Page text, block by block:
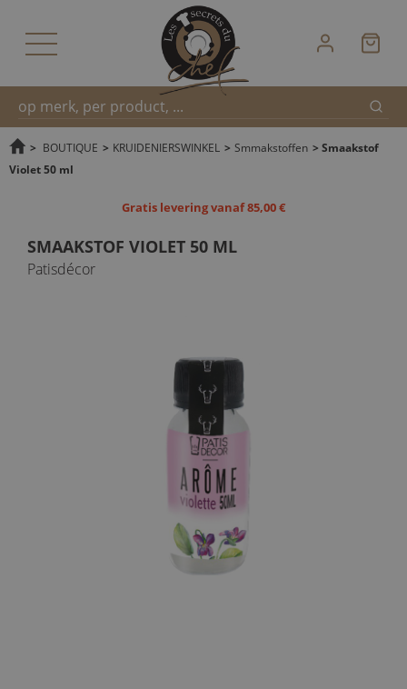
Snel
> BOUTIQUE > KRUIDENIERSWINKEL > Smmakstoffen > Smaakstof
Violet 50 ml
Gratis levering vanaf 85,00 €
SMAAKSTOF VIOLET 50 ML
Patisdécor